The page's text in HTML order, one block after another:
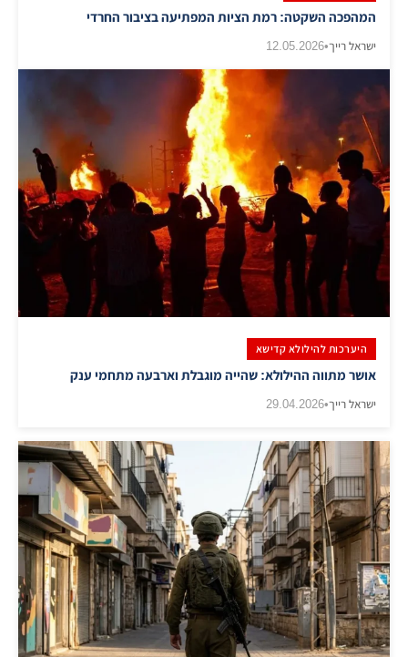
​המהפכה השקטה: רמת הציות המפתיעה בציבור החרדי
ישראל רייך•
12.05.2026
היערכות להילולא קדישא
אושר מתווה ההילולא: שהייה מוגבלת וארבעה מתחמי ענק
ישראל רייך•
29.04.2026